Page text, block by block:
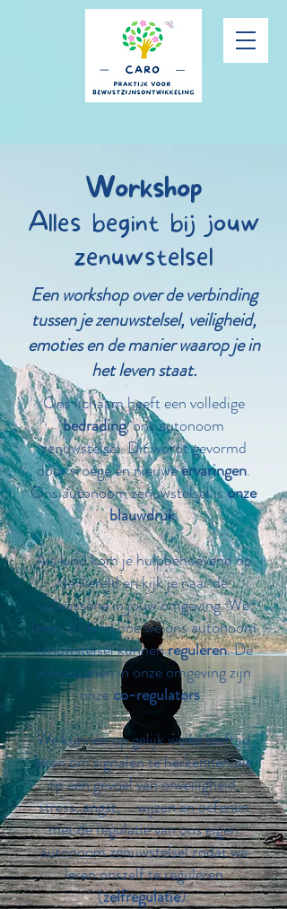
Workshop
Alles begint bij jouw
zenuwstelsel
Een workshop over de verbinding
tussen je zenuwstelsel, veiligheid,
emoties en de manier waarop je in
het leven staat.
Ons lichaam heeft een volledige
bedrading, ons autonoom
zenuwstelsel. Dit wordt gevormd
door vroege én nieuweervaringen.
Ons autonoom zenuwstelsel isonze
blauwdruk.
Als kind kom je hulpbehoevend op
de wereld en kijk je naar de
volwassene in jouw omgeving. We
leren als kind hoe we ons autonoom
zenuwstelsel kunnenreguleren. De
volwassenen in onze omgeving zijn
onzeco-regulators.
We kunnen op gelijk welke leeftijd
leren om signalen te herkennen die
op een gevoel van onveiligheid,
stress, angst, … wijzen én oefenen
met de regulatie van ons eigen
autonoom zenuwstelsel zodat we
leren onszelf te reguleren
(zelfregulatie).